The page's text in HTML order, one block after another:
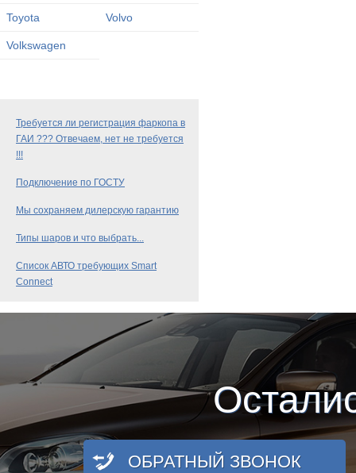
Toyota Volvo
Volkswagen
Требуется ли регистрация фаркопа в
ГАИ ??? Отвечаем, нет не требуется
!!!
Подключение по ГОСТУ
Мы сохраняем дилерскую гарантию
Типы шаров и что выбрать...
Список АВТО требующих Smart
Connect
ОБРАТНЫЙ ЗВОНОК